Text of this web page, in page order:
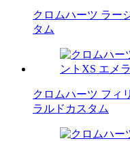
クロムハーツ ラー
タム
クロムハーツ フィ
ラルドカスタム